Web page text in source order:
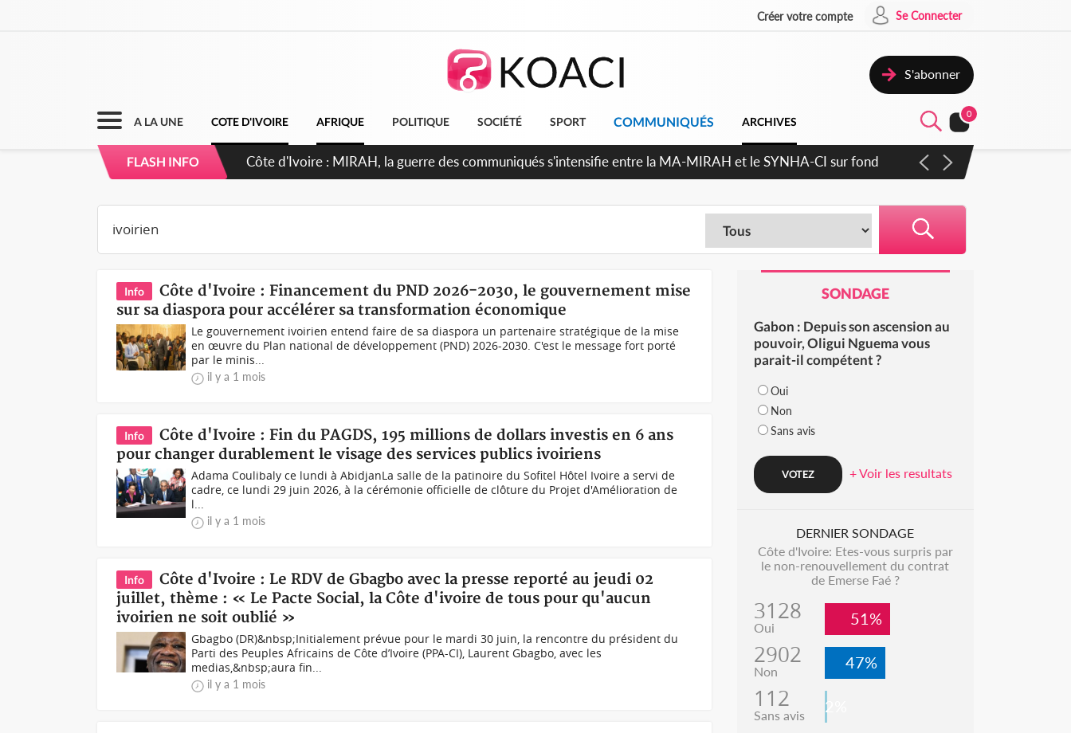
Créer votre compte Se Connecter
S'abonner
A LA UNE COTE D'IVOIRE AFRIQUE POLITIQUE SOCIÉTÉ SPORT COMMUNIQUÉS ARCHIVES
0
FLASH INFO Côte d'Ivoire : Indépendance 2026, Thiam plaide pour un environnement démocratique plus apaisé
Info
Côte d'Ivoire : Financement du PND 2026-2030, le gouvernement mise
sur sa diaspora pour accélérer sa transformation économique
Le gouvernement ivoirien entend faire de sa diaspora un partenaire stratégique de la mise
en œuvre du Plan national de développement (PND) 2026-2030. C'est le message fort porté
par le minis...
il y a 1 mois
Info
Côte d'Ivoire : Fin du PAGDS, 195 millions de dollars investis en 6 ans
pour changer durablement le visage des services publics ivoiriens
Adama Coulibaly ce lundi à AbidjanLa salle de la patinoire du Sofitel Hôtel Ivoire a servi de
cadre, ce lundi 29 juin 2026, à la cérémonie officielle de clôture du Projet d'Amélioration de
l...
il y a 1 mois
Info
Côte d'Ivoire : Le RDV de Gbagbo avec la presse reporté au jeudi 02
juillet, thème : « Le Pacte Social, la Côte d'ivoire de tous pour qu'aucun
ivoirien ne soit oublié »
Gbagbo (DR)&nbsp;Initialement prévue pour le mardi 30 juin, la rencontre du président du
Parti des Peuples Africains de Côte d’Ivoire (PPA-CI), Laurent Gbagbo, avec les
medias,&nbsp;aura fin...
il y a 1 mois
SONDAGE
Gabon : Depuis son ascension au
pouvoir, Oligui Nguema vous
parait-il compétent ?
Oui
Non
Sans avis
+ Voir les resultats
DERNIER SONDAGE
Côte d'Ivoire: Etes-vous surpris par
le non-renouvellement du contrat
de Emerse Faé ?
3128
Oui 51%
2902
Non 47%
112
Sans avis 2%